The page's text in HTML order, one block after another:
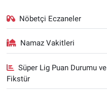
Nöbetçi Eczaneler
Namaz Vakitleri
Süper Lig Puan Durumu ve
Fikstür